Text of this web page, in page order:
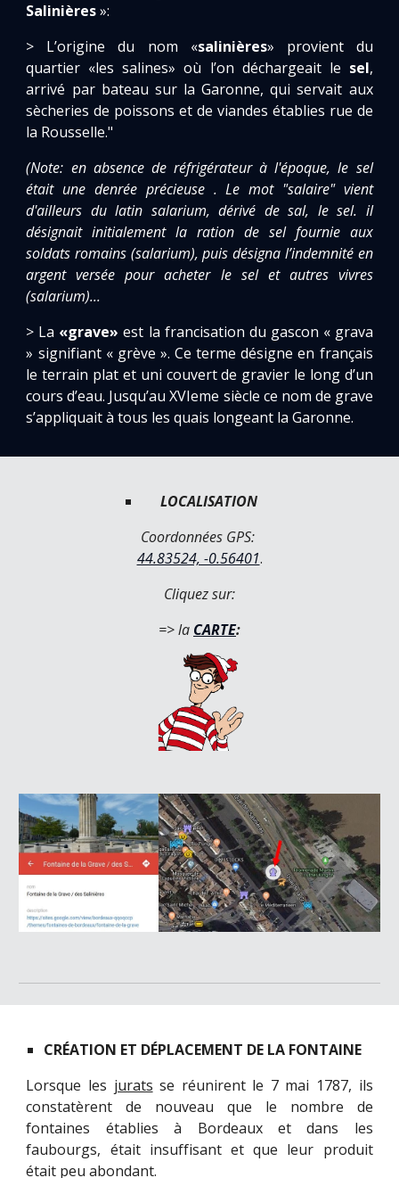
Salinières»:
> L’origine du nom «salinières» provient du
quartier «les salines» où l’on déchargeait le sel,
arrivé par bateau sur la Garonne, qui servait aux
sècheries de poissons et de viandes établies rue de
la Rousselle."
(Note: en absence de réfrigérateur à l'époque, le sel
était une denrée précieuse . Le mot "salaire" vient
d'ailleurs du latin salarium, dérivé de sal, le sel. il
désignait initialement la ration de sel fournie aux
soldats romains (salarium), puis désigna l’indemnité en
argent versée pour acheter le sel et autres vivres
(salarium)...
> La «grave» est la francisation du gascon « grava
» signifiant « grève ». Ce terme désigne en français
le terrain plat et uni couvert de gravier le long d’un
cours d’eau. Jusqu’au XVIeme siècle ce nom de grave
s’appliquait à tous les quais longeant la Garonne.
LOCALISATION
44.83524, -0.56401.
Cliquez sur:
=> la CARTE:
CRÉATION ET DÉPLACEMENT DE LA FONTAINE
Lorsque les jurats se réunirent le 7 mai 1787, ils
constatèrent de nouveau que le nombre de
fontaines établies à Bordeaux et dans les
faubourgs, était insuffisant et que leur produit
était peu abondant.